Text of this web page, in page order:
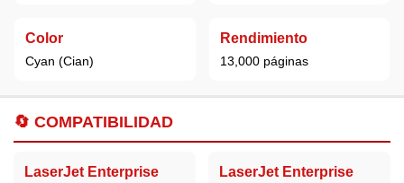
Color
Cyan (Cian)
Rendimiento
13,000 páginas
🔄 COMPATIBILIDAD
LaserJet Enterprise
LaserJet Enterprise